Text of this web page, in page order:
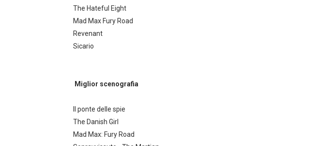
The Hateful Eight
Mad Max Fury Road
Revenant
Sicario
Miglior scenografia
Il ponte delle spie
The Danish Girl
Mad Max: Fury Road